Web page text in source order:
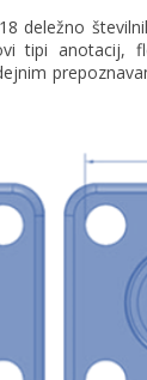
deležno
tipi anotacij,